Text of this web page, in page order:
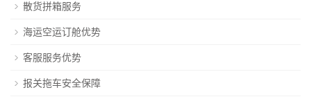
散货拼箱服务
海运空运订舱优势
客服服务优势
报关拖车安全保障